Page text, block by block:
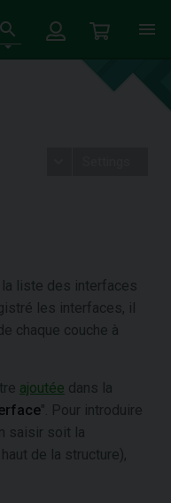
liste des interfaces
les interfaces, il
chaque couche à
ajoutée dans la
". Pour introduire
saisir soit la
de la structure),